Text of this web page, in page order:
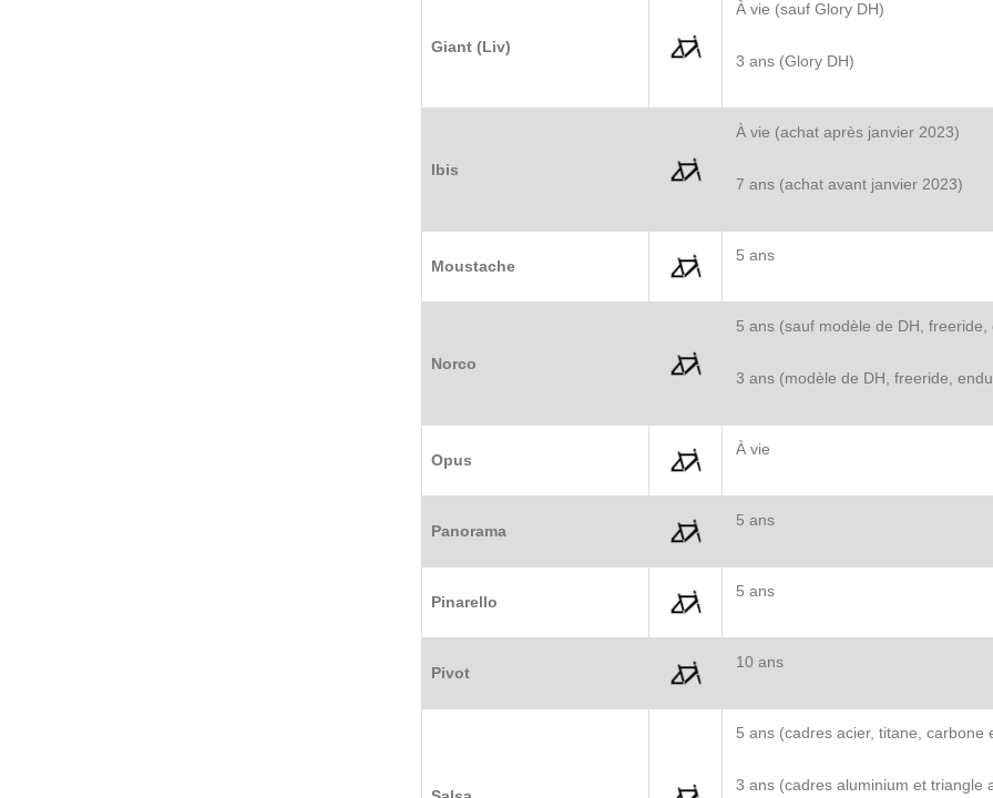
Giant (Liv)
À vie (sauf Glory DH)
3 ans (Glory DH)
Ibis
À vie (achat après janvier 2023)
7 ans (achat avant janvier 2023)
Moustache
5 ans
Norco
5 ans (sauf modèle de DH,
3 ans (modèle de DH, freeride,
Opus
À vie
Panorama
5 ans
Pinarello
5 ans
Pivot
10 ans
5 ans (cadres acier, titane, carbone
3 ans (cadres aluminium et triangle